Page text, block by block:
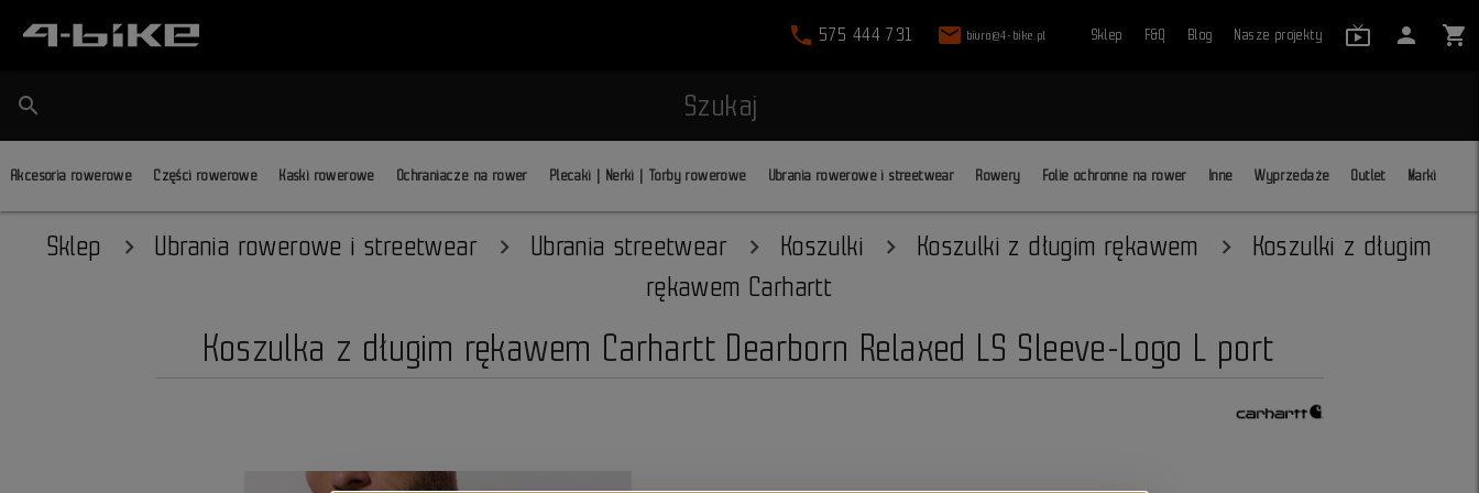
phone 575 444 731 mail biuro@4-bike.pl Sklep F&Q Blog Nasze projekty live_tv_24
person shopping_cart
search Szukaj
Akcesoria rowerowe Części rowerowe Kaski rowerowe Ochraniacze na rower Plecaki | Nerki | Torby rowerowe Ubrania rowerowe i streetwear Rowery Folie ochronne na rower Inne Wyprzedaże Outlet Marki
Sklep Ubrania rowerowe i streetwear Ubrania streetwear Koszulki Koszulki z długim rękawem
Koszulki z długim
rękawem Carhartt
Koszulka z długim rękawem Carhartt Dearborn Relaxed LS Sleeve-Logo L port